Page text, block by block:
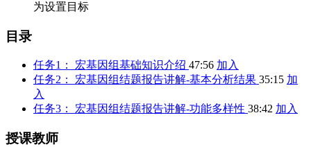
为设置目标
目录
任务1： 宏基因组基础知识介绍 47:56 加入
任务2： 宏基因组结题报告讲解-基本分析结果 35:15 加
入
任务3： 宏基因组结题报告讲解-功能多样性 38:42 加入
授课教师